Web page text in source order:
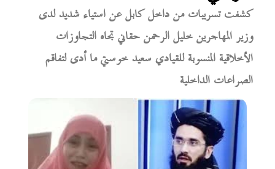
كشفت تسريبات من داخل كابل عن استياء شديد لدى
وزير المهاجرين خليل الرحمن حقاني تجاه التجاوزات
الأخلاقية المنسوبة للقيادي سعيد خوستي ما أدى لتفاقم
الصراعات الداخلية